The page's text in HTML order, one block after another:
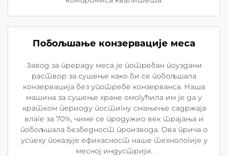
Побољшање конзервације меса
Завод за прераду меса је потребан поуздани
раствор за сушење како би се побољшала
конзервација без употребе конзерванса. Наша
машина за сушење хране омогућила им је да у
кратком периоду постигну смањење садржаја
влаге за 70%, чиме се продужио век трајања и
побољшала безбедност производа. Ова прича о
успеху показује ефикасност наше технологије у
месној индустрији.